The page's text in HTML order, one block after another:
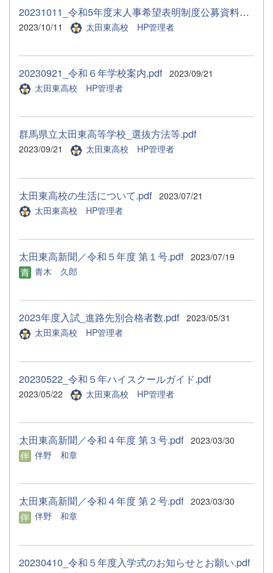
20231011_令和5年度末人事希望表明制度公募資料（太田東高校）.pdf
2023/10/11 太田東高校 HP管理者
20230921_令和６年学校案内.pdf 2023/09/21
太田東高校 HP管理者
群馬県立太田東高等学校_選抜方法等.pdf
2023/09/21 太田東高校 HP管理者
太田東高校の生活について.pdf 2023/07/21
太田東高校 HP管理者
太田東高新聞／令和５年度 第１号.pdf 2023/07/19
青木 久郎
2023年度入試_進路先別合格者数.pdf 2023/05/31
太田東高校 HP管理者
20230522_令和５年ハイスクールガイド.pdf
2023/05/22 太田東高校 HP管理者
太田東高新聞／令和４年度 第３号.pdf 2023/03/30
伴野 和章
太田東高新聞／令和４年度 第２号.pdf 2023/03/30
伴野 和章
20230410_令和５年度入学式のお知らせとお願い.pdf